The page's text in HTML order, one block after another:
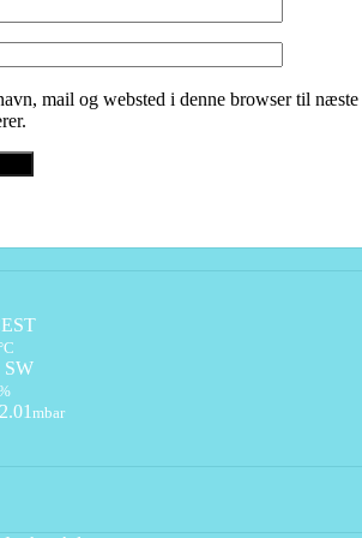
mail og websted i denne browser til næste
SW
mbar